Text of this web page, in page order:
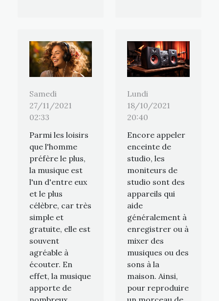
Samedi
27/11/2021
02:33
Parmi les loisirs
que l'homme
préfère le plus,
la musique est
l'un d'entre eux
et le plus
célèbre, car très
simple et
gratuite, elle est
souvent
agréable à
écouter. En
effet, la musique
apporte de
Lundi
18/10/2021
20:40
Encore appeler
enceinte de
studio, les
moniteurs de
studio sont des
appareils qui
aide
généralement à
enregistrer ou à
mixer des
musiques ou des
sons à la
maison. Ainsi,
pour reproduire